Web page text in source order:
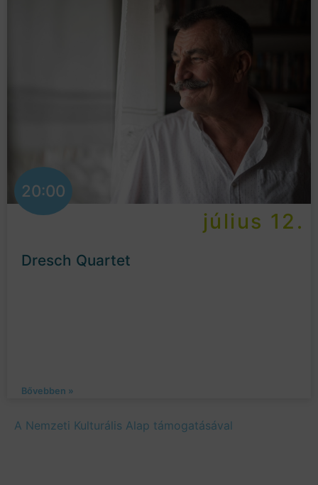
20:00
július 12.
Dresch Quartet
Bővebben »
A Nemzeti Kulturális Alap támogatásával